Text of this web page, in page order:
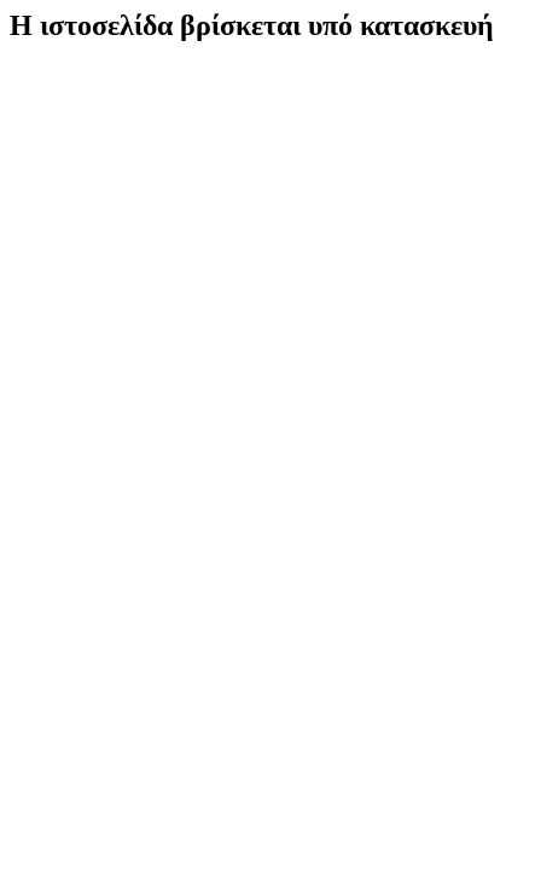
Η ιστοσελίδα βρίσκεται υπό κατασκευή